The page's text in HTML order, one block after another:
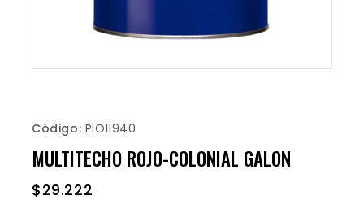
Código: PIOI1940
MULTITECHO ROJO-COLONIAL GALON
$29.222